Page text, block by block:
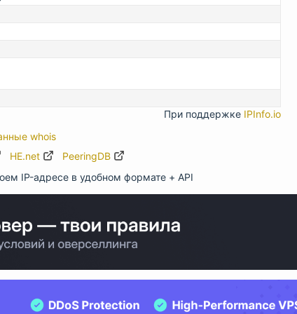
При поддержке IPInfo.io
whois
HE.net
PeeringDB
IP-адресе в удобном формате + API